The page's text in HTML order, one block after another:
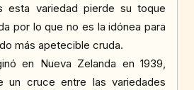
esta variedad pierde su toque
por lo que no es la idónea para
más apetecible cruda.
en Nueva Zelanda en 1939,
un cruce entre las variedades